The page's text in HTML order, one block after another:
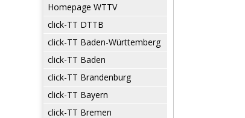
Homepage WTTV
click-TT DTTB
click-TT Baden-Württemberg
click-TT Baden
click-TT Brandenburg
click-TT Bayern
click-TT Bremen